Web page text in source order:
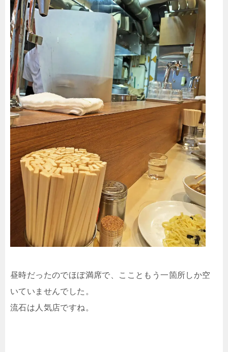
昼時だったのでほぼ満席で、ここともう一箇所しか空
いていませんでした。
流石は人気店ですね。